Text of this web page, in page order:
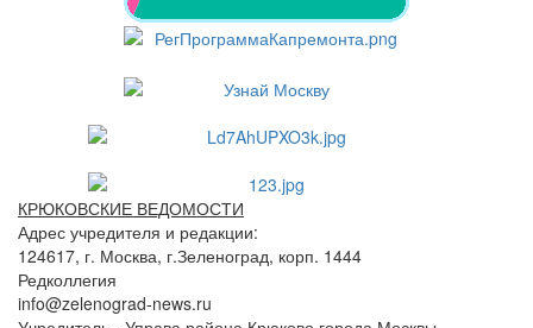
КРЮКОВСКИЕ ВЕДОМОСТИ
Адрес учредителя и редакции:
124617, г. Москва, г.Зеленоград, корп. 1444
Редколлегия
info@zelenograd-news.ru